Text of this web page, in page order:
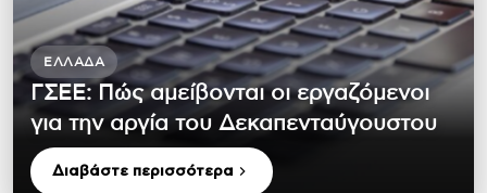
ΕΛΛΆΔΑ
ΓΣΕΕ: Πώς αμείβονται οι εργαζόμενοι
για την αργία του Δεκαπενταύγουστου
Διαβάστε περισσότερα